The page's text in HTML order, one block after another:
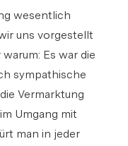
wesentlich
uns vorgestellt
Es war die
sympathische
Vermarktung
Umgang mit
man in jeder